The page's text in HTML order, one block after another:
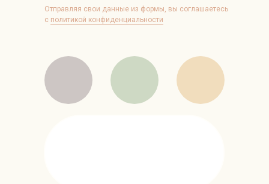
Отправляя свои данные из формы, вы соглашаетесь
с политикой конфиденциальности